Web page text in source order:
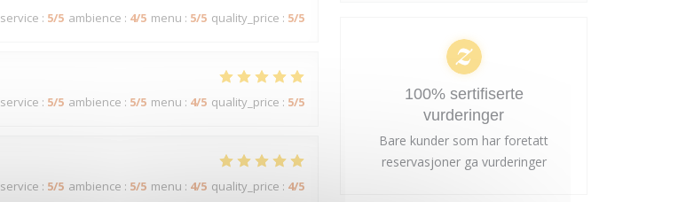
service : 5/5 ambience : 4/5 menu : 5/5 quality_price : 5/5
service : 5/5 ambience : 5/5 menu : 4/5 quality_price : 5/5
service : 5/5 ambience : 5/5 menu : 4/5 quality_price : 4/5
100% sertifiserte
vurderinger
Bare kunder som har foretatt
reservasjoner ga vurderinger